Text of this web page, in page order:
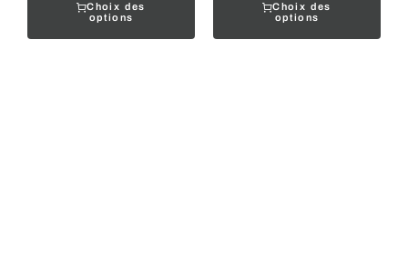
Choix des
options
Choix des
options